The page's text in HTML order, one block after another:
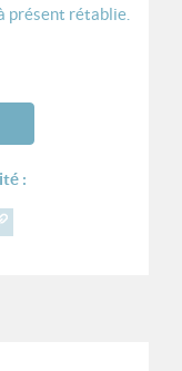
présent rétablie.
: